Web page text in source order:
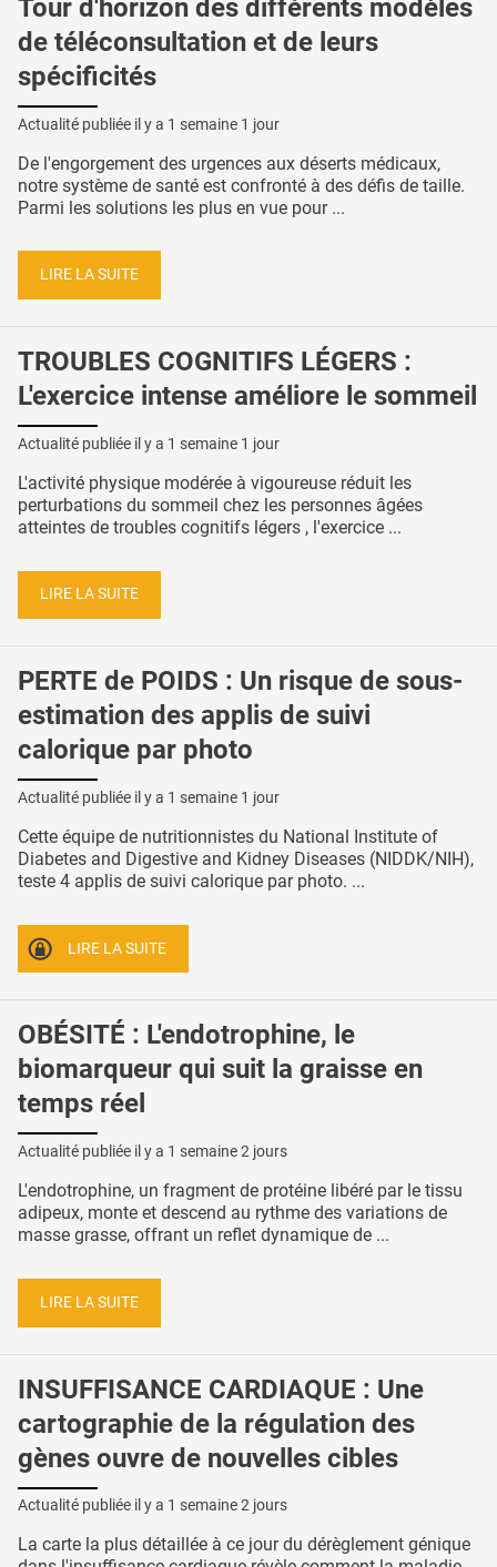
Tour d'horizon des différents modèles
de téléconsultation et de leurs
spécificités
Actualité publiée il y a 1 semaine 1 jour
De l'engorgement des urgences aux déserts médicaux,
notre système de santé est confronté à des défis de taille.
Parmi les solutions les plus en vue pour ...
LIRE LA SUITE
TROUBLES COGNITIFS LÉGERS :
L'exercice intense améliore le sommeil
Actualité publiée il y a 1 semaine 1 jour
L'activité physique modérée à vigoureuse réduit les
perturbations du sommeil chez les personnes âgées
atteintes de troubles cognitifs légers , l'exercice ...
LIRE LA SUITE
PERTE de POIDS : Un risque de sous-
estimation des applis de suivi
calorique par photo
Actualité publiée il y a 1 semaine 1 jour
Cette équipe de nutritionnistes du National Institute of
Diabetes and Digestive and Kidney Diseases (NIDDK/NIH),
teste 4 applis de suivi calorique par photo. ...
LIRE LA SUITE
OBÉSITÉ : L'endotrophine, le
biomarqueur qui suit la graisse en
temps réel
Actualité publiée il y a 1 semaine 2 jours
L'endotrophine, un fragment de protéine libéré par le tissu
adipeux, monte et descend au rythme des variations de
masse grasse, offrant un reflet dynamique de ...
LIRE LA SUITE
INSUFFISANCE CARDIAQUE : Une
cartographie de la régulation des
gènes ouvre de nouvelles cibles
Actualité publiée il y a 1 semaine 2 jours
La carte la plus détaillée à ce jour du dérèglement génique